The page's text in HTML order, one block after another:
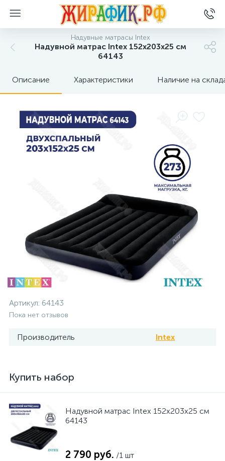
Надувные матрасы Intex
Надувной матрас Intex 152х203х25 см
64143
Описание Характеристики Наличие на
Артикул: 64143
Пока нет отзывов
Производитель Intex
Купить набор
Надувной матрас Intex 152х203х25 см
64143
2 790 руб. /1 шт